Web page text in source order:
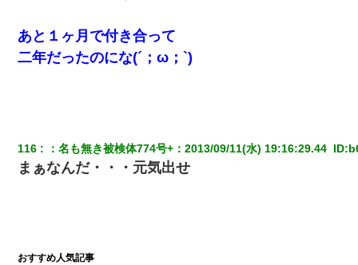
結婚生活10ヶ月目で嫁から一方的に「もう冷めた」と離婚切り出
スマホを与えられて、中学卒業する頃にはすっかり女叩きに洗脳
あと１ヶ月で付き合って
二年だったのにな(´；ω；`)
116 ：名も無き被検体774号+ ：2013/09/11(水) 19:16:29.44 ID:
まぁなんだ・・・元気出せ